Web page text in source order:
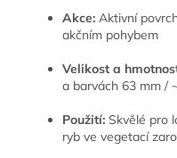
Akce: Aktivní
akčním pohybem
Velikost a
a barvách 63 mm /
Použití: Skvělé pro
ryb ve vegetací